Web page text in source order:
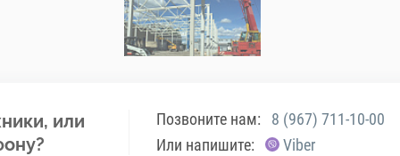
или
Позвоните нам:
8 (967) 711-10-00
Или напишите:
Viber